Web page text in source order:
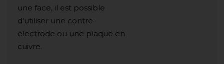
une face, il est possible
d'utiliser une contre-
électrode ou une plaque en
cuivre.